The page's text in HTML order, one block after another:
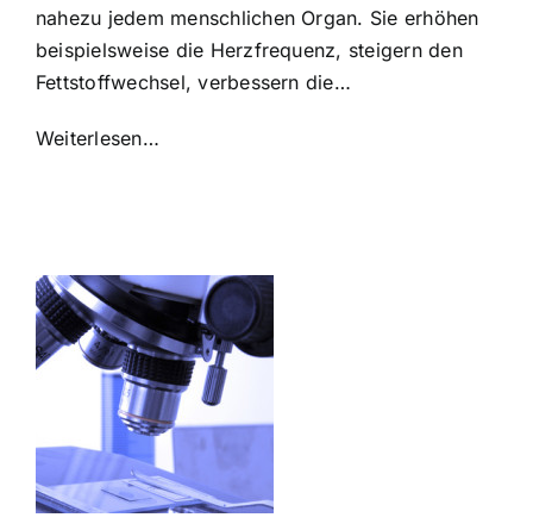
nahezu jedem menschlichen Organ. Sie erhöhen
beispielsweise die Herzfrequenz, steigern den
Fettstoffwechsel, verbessern die…
Weiterlesen…